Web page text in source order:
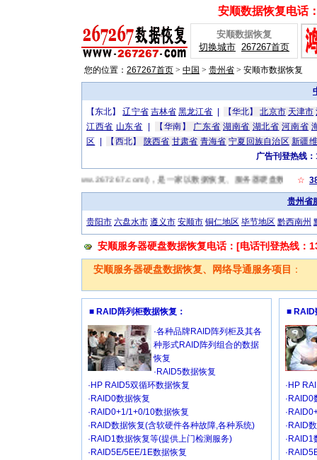
安顺数据恢复电话
安顺数据恢复
切换城市 267267首页
您的位置： 267267首页 > 中国 > 贵州省 > 安顺市数据恢复
【东北】辽宁省 吉林省 黑龙江省 【华北】北京市 天津市
江西省 山东省 【华南】 广东省 湖南省 湖北省 河南省
区
【西北】 陕西省 甘肃省 青海省 宁夏回族自治区 新疆
广告刊登热线
据恢复网(http://www.267267.com/)，是一家以数据恢复、服务器硬盘数据恢复
☆
贵州省
贵阳市 六盘水市 遵义市 安顺市 铜仁地区 毕节地区 黔西南州
安顺服务器硬盘数据恢复电话：[电话刊登热线：
安顺服务器硬盘数据恢复、网络导通服务项目 ：
■ RAID阵列柜数据恢复：
·各种品牌RAID阵列柜及其各
种形式RAID阵列组合的数据
恢复
·RAID5数据恢复
·HP RAID5双循环数据恢复
·RAID0数据恢复
·RAID0+1/1+0/10数据恢复
·RAID数据恢复(含软硬件各种故障,各种系统)
·RAID1数据恢复等(提供上门检测服务)
·RAID5E/5EE/1E数据恢复
■ RAID
·HP
·RAID0
·RAID